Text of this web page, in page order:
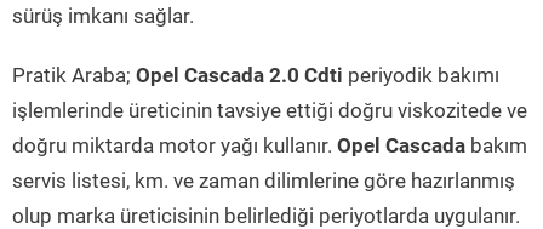
sürüş imkanı sağlar.
Pratik Araba; Opel Cascada 2.0 Cdti periyodik bakımı
işlemlerinde üreticinin tavsiye ettiği doğru viskozitede ve
doğru miktarda motor yağı kullanır. Opel Cascada bakım
servis listesi, km. ve zaman dilimlerine göre hazırlanmış
olup marka üreticisinin belirlediği periyotlarda uygulanır.